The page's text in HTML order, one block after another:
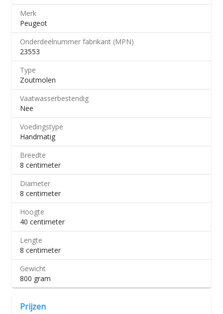
Merk
Peugeot
Onderdeelnummer fabrikant (MPN)
23553
Type
Zoutmolen
Vaatwasserbestendig
Nee
Voedingstype
Handmatig
Breedte
8 centimeter
Diameter
8 centimeter
Hoogte
40 centimeter
Lengte
8 centimeter
Gewicht
800 gram
Prijzen